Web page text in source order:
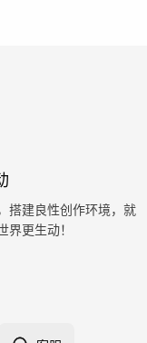
搭建良性创作环境，就
更生动！